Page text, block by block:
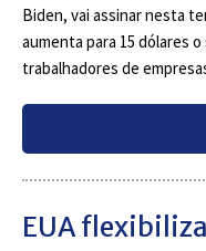
Biden, vai assinar nesta
aumenta para 15 dólares
trabalhadores de
EUA